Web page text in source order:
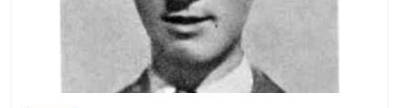
Sulm , pse të dua ty
August 8, 2026 Comments Off